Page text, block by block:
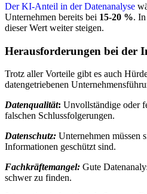
Der KI-Anteil in der Datenanalyse
Unternehmen bereits bei 15-20 %.
dieser Wert weiter steigen.
Herausforderungen bei der
Trotz aller Vorteile gibt es auch
datengetriebenen
Datenqualität: Unvollständige oder
falschen Schlussfolgerungen.
Datenschutz: Unternehmen müssen
Informationen geschützt sind.
Fachkräftemangel: Gute
schwer zu finden.